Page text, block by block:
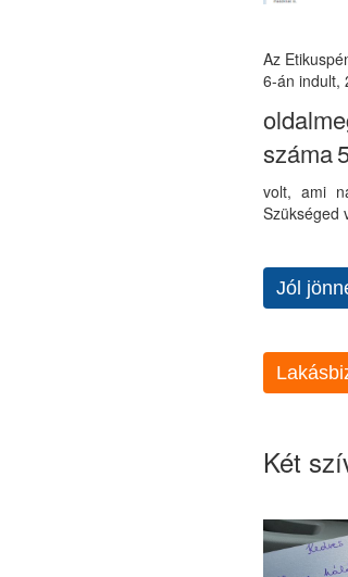
Az
6-án indult,
száma
volt, ami
Szükséged
Jól
Két